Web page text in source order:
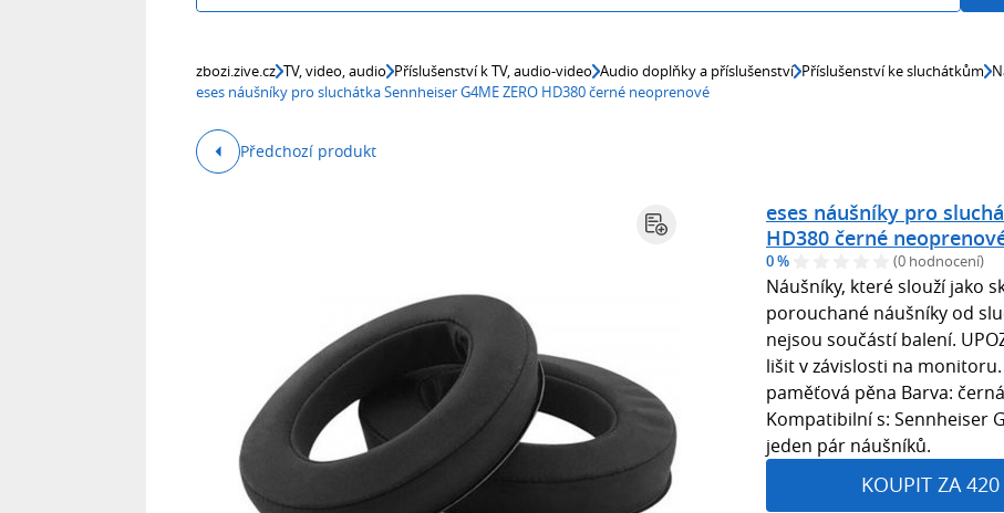
zbozi.zive.cz TV, video, audio Příslušenství k TV, audio-video Audio doplňky a příslušenství Příslušenství ke sluchátkům
eses náušníky pro sluchátka Sennheiser G4ME ZERO HD380 černé neoprenové
Předchozí produkt
eses náušníky pro
HD380 černé
0 % (0 hodnocení)
Náušníky, které slouží jako
porouchané náušníky od
nejsou součástí balení.
lišit v závislosti na
paměťová pěna Barva:
Kompatibilní s: Sennheiser
jeden pár náušníků.
KOUPIT ZA 420